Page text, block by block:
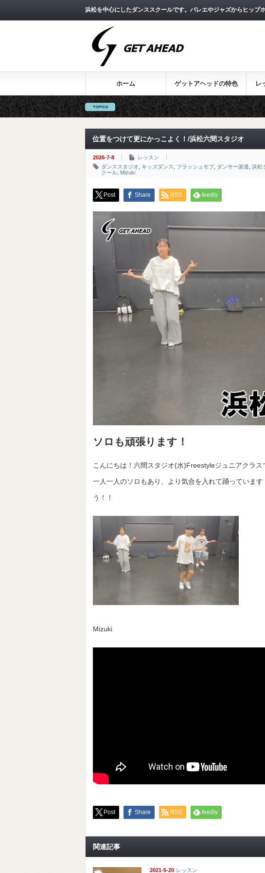
浜松を中心にしたダンススクールです。バレエやジャズからヒッ
ホーム ゲットアヘッドの特色 レ
位置をつけて更にかっこよく！/浜松六間スタジオ
2026-7-8
レッスン
ダンススタジオ
キッズダンス フラッシュモブ ダンサー派遣 浜松
クール Mizuki
Post Share RSS feedly
ソロも頑張ります！
こんにちは！六間スタジオ(水)Freestyleジュニアクラ
一人一人のソロもあり、より気合を入れて踊っていま
う！！
Mizuki
Post Share RSS feedly
関連記事
2021-5-20 レッスン